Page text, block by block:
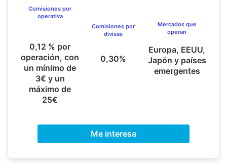
Comisiones por
operativa
0,12 % por
operación, con
un mínimo de
3€ y un
máximo de
25€
Comisiones por
divisas
0,30%
Mercados que
operan
Europa, EEUU,
Japón y países
emergentes
Me interesa